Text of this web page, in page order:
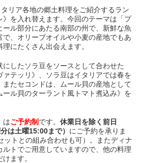
リア各地の郷土料理をご紹介するラン
》を入れ替えます。今回のテーマは「プ
ル部分にあたる南部の州で、新鮮な魚
、オリーブオイルや小麦の産地でもあ
にたくさん出会えます。
したソラ豆をソースとして合わせた
ァテッリ》、ソラ豆はイタリアでは春を
たセコンドは、ムール貝の産地として
ル貝のターラント風トマト煮込み》を
はご予約制 です。休業日を除く前日
は土曜15:00まで） にご予約を承りま
ットとの組み合わせも可）。またディナ
ルトでご用意していますので、他の料理
ます。